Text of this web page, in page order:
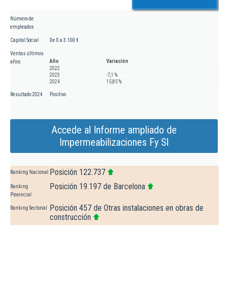
Número de
empleados
Capital Social De 0 a 3.100 €
Ventas últimos
años
Año
Variación
2022
2023
-7,1 %
2024
15,85 %
Resultado 2024 Positivo
Accede al Informe ampliado de
Impermeabilizaciones Fy Sl
Ranking Nacional Posición 122.737
Ranking
Provincial
Posición 19.197 de Barcelona
Ranking Sectorial
Posición 457 de Otras instalaciones en obras de
construcción